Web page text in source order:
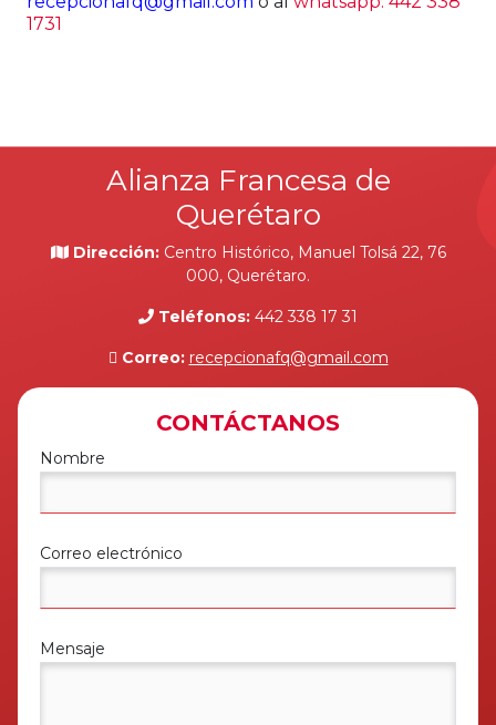
1731
Alianza Francesa de
Querétaro
Dirección: Centro Histórico, Manuel Tolsá 22, 76
000, Querétaro.
Teléfonos: 442 338 17 31
Correo: recepcionafq@gmail.com
CONTÁCTANOS
Nombre
Correo electrónico
Mensaje